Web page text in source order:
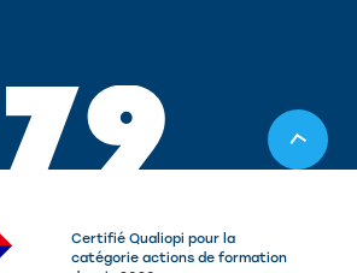
79
Certifié Qualiopi pour la
catégorie actions de formation